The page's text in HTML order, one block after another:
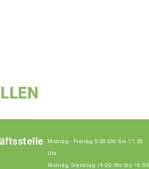
Montag - Freitag 8.00 Uhr bis 11.30
Uhr
Montag, Dienstag 14.00 Uhr bis 16.00